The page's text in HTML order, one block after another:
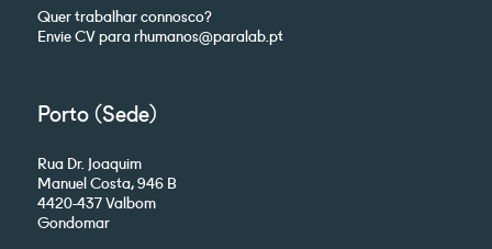
Quer trabalhar connosco?
Envie CV para rhumanos@paralab.pt
Porto (Sede)
Rua Dr. Joaquim
Manuel Costa, 946 B
4420-437 Valbom
Gondomar